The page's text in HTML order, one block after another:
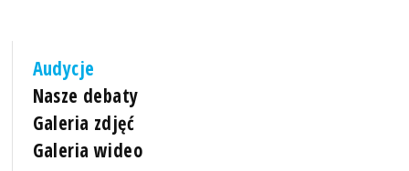
Audycje
Nasze debaty
Galeria zdjęć
Galeria wideo